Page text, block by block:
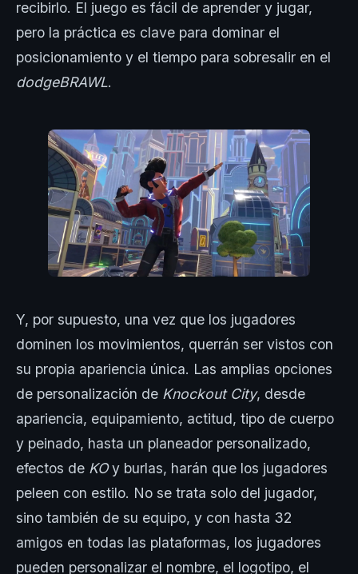
recibirlo. El juego es fácil de aprender y jugar,
pero la práctica es clave para dominar el
posicionamiento y el tiempo para sobresalir en el
dodgeBRAWL.
Y, por supuesto, una vez que los jugadores
dominen los movimientos, querrán ser vistos con
su propia apariencia única. Las amplias opciones
de personalización de Knockout City, desde
apariencia, equipamiento, actitud, tipo de cuerpo
y peinado, hasta un planeador personalizado,
efectos de KOy burlas, harán que los jugadores
peleen con estilo. No se trata solo del jugador,
sino también de su equipo, y con hasta 32
amigos en todas las plataformas, los jugadores
pueden personalizar el nombre, el logotipo, el